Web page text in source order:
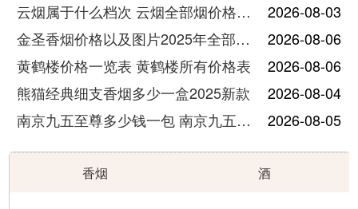
云烟属于什么档次 云烟全部烟价格表大全
2026-08-03
金圣香烟价格以及图片2025年全部价格
2026-08-06
黄鹤楼价格一览表 黄鹤楼所有价格表
2026-08-06
熊猫经典细支香烟多少一盒2025新款
2026-08-04
南京九五至尊多少钱一包 南京九五至尊价格及图片
2026-08-05
香烟 酒